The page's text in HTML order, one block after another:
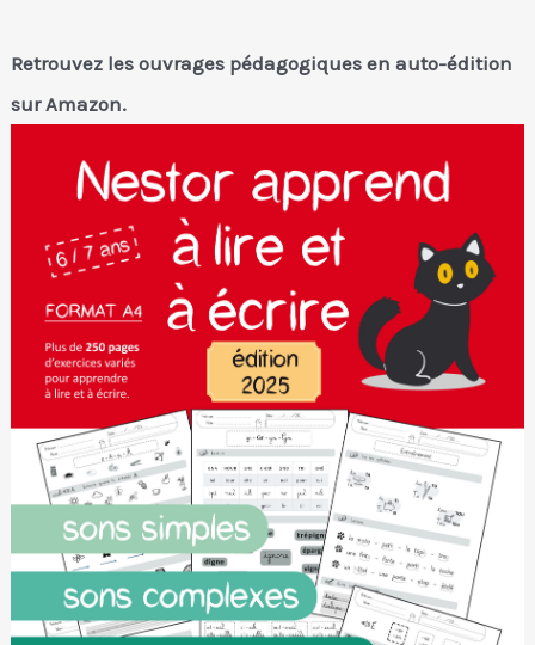
Retrouvez les ouvrages pédagogiques en auto-édition
sur Amazon.